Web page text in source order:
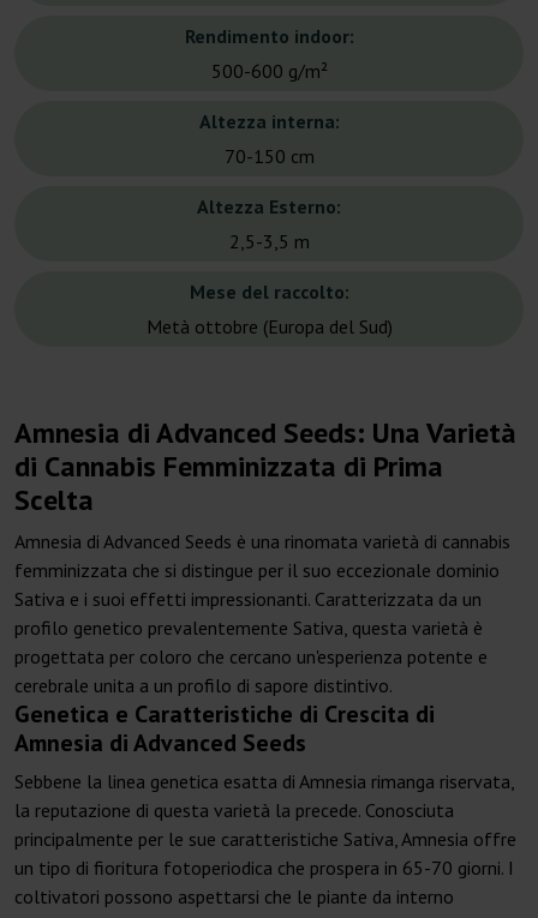
Rendimento indoor:
500-600 g/m²
Altezza interna:
70-150 cm
Altezza Esterno:
2,5-3,5 m
Mese del raccolto:
Metà ottobre (Europa del Sud)
Amnesia di Advanced Seeds: Una Varietà
di Cannabis Femminizzata di Prima
Scelta
Amnesia di Advanced Seeds è una rinomata varietà di cannabis
femminizzata che si distingue per il suo eccezionale dominio
Sativa e i suoi effetti impressionanti. Caratterizzata da un
profilo genetico prevalentemente Sativa, questa varietà è
progettata per coloro che cercano un'esperienza potente e
cerebrale unita a un profilo di sapore distintivo.
Genetica e Caratteristiche di Crescita di
Amnesia di Advanced Seeds
Sebbene la linea genetica esatta di Amnesia rimanga riservata,
la reputazione di questa varietà la precede. Conosciuta
principalmente per le sue caratteristiche Sativa, Amnesia offre
un tipo di fioritura fotoperiodica che prospera in 65-70 giorni. I
coltivatori possono aspettarsi che le piante da interno